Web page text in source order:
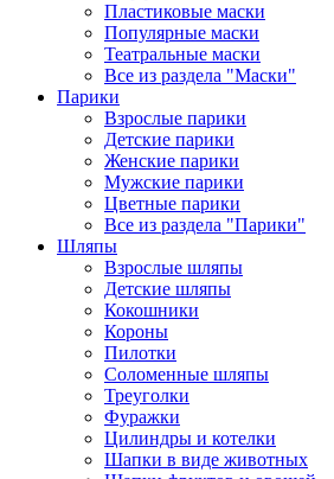
Пластиковые маски
Популярные маски
Театральные маски
Все из раздела "Маски"
Парики
Взрослые парики
Детские парики
Женские парики
Мужские парики
Цветные парики
Все из раздела "Парики"
Шляпы
Взрослые шляпы
Детские шляпы
Кокошники
Короны
Пилотки
Соломенные шляпы
Треуголки
Фуражки
Цилиндры и котелки
Шапки в виде животных